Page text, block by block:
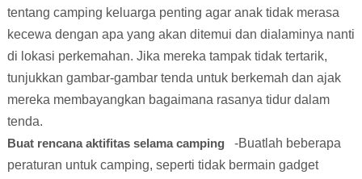
tentang camping keluarga penting agar anak tidak merasa
kecewa dengan apa yang akan ditemui dan dialaminya nanti
di lokasi perkemahan. Jika mereka tampak tidak tertarik,
tunjukkan gambar-gambar tenda untuk berkemah dan ajak
mereka membayangkan bagaimana rasanya tidur dalam
tenda.
Buat rencana aktifitas selama camping
-Buatlah beberapa
peraturan untuk camping, seperti tidak bermain gadget